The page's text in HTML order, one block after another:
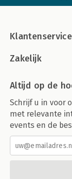
Klantenservice
Zakelijk
Altijd op de
Schrijf u in voor
met relevante
events en de